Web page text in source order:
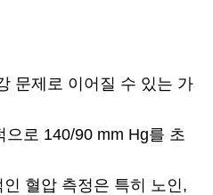
문제로 이어질 수 있는 가
로 140/90 mm Hg를 초
혈압 측정은 특히 노인,